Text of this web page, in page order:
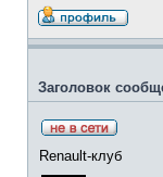
Заголовок
Renault-клуб